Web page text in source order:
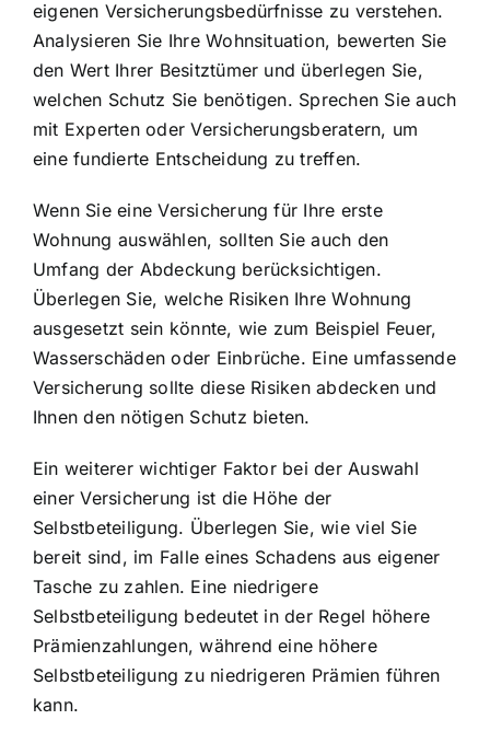
eigenen Versicherungsbedürfnisse zu verstehen.
Analysieren Sie Ihre Wohnsituation, bewerten Sie
den Wert Ihrer Besitztümer und überlegen Sie,
welchen Schutz Sie benötigen. Sprechen Sie auch
mit Experten oder Versicherungsberatern, um
eine fundierte Entscheidung zu treffen.
Wenn Sie eine Versicherung für Ihre erste
Wohnung auswählen, sollten Sie auch den
Umfang der Abdeckung berücksichtigen.
Überlegen Sie, welche Risiken Ihre Wohnung
ausgesetzt sein könnte, wie zum Beispiel Feuer,
Wasserschäden oder Einbrüche. Eine umfassende
Versicherung sollte diese Risiken abdecken und
Ihnen den nötigen Schutz bieten.
Ein weiterer wichtiger Faktor bei der Auswahl
einer Versicherung ist die Höhe der
Selbstbeteiligung. Überlegen Sie, wie viel Sie
bereit sind, im Falle eines Schadens aus eigener
Tasche zu zahlen. Eine niedrigere
Selbstbeteiligung bedeutet in der Regel höhere
Prämienzahlungen, während eine höhere
Selbstbeteiligung zu niedrigeren Prämien führen
kann.